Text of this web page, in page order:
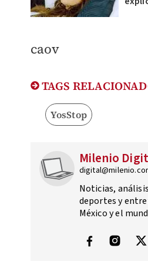
caov
TAGS
YosStop
Milenio
Noticias,
deportes y
México y el